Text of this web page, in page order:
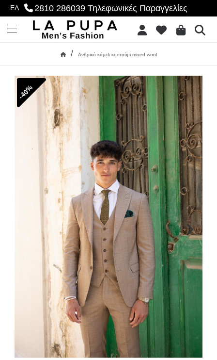
ΕΛ 2810 286039 Τηλεφωνικές Παραγγελίες
menu
/ Ανδρικό κάμελ κοστούμι mixed wool
-40%
Επόμενο